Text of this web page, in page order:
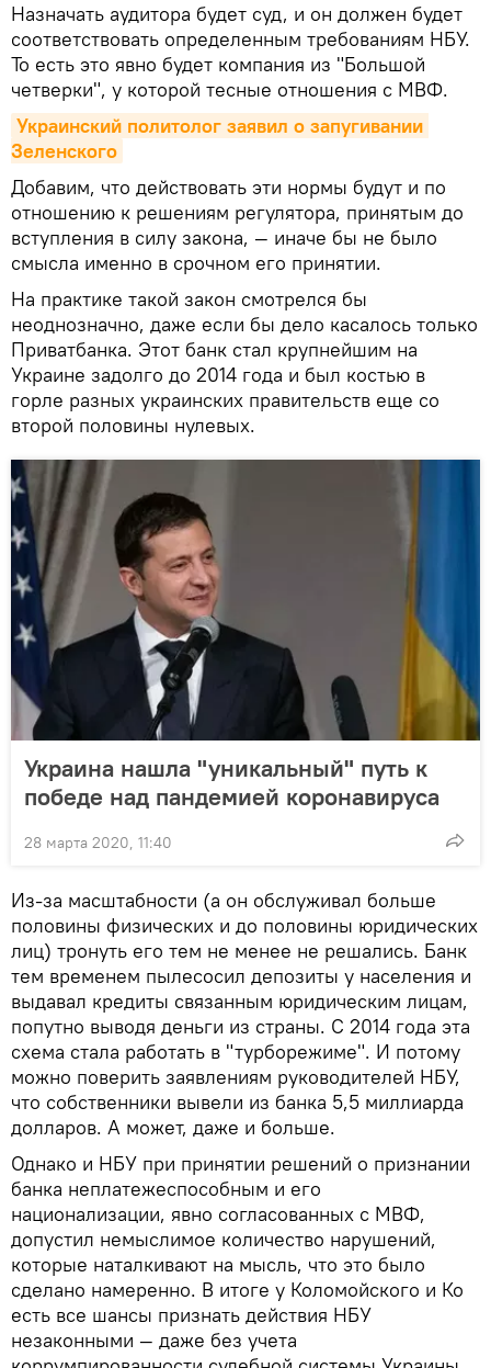
Назначать аудитора будет суд, и он должен будет
соответствовать определенным требованиям НБУ.
То есть это явно будет компания из "Большой
четверки", у которой тесные отношения с МВФ.
Украинский политолог заявил о запугивании
Зеленского
Добавим, что действовать эти нормы будут и по
отношению к решениям регулятора, принятым до
вступления в силу закона, — иначе бы не было
смысла именно в срочном его принятии.
На практике такой закон смотрелся бы
неоднозначно, даже если бы дело касалось только
Приватбанка. Этот банк стал крупнейшим на
Украине задолго до 2014 года и был костью в
горле разных украинских правительств еще со
второй половины нулевых.
Украина нашла "уникальный" путь к
победе над пандемией коронавируса
28 марта 2020, 11:40
Из-за масштабности (а он обслуживал больше
половины физических и до половины юридических
лиц) тронуть его тем не менее не решались. Банк
тем временем пылесосил депозиты у населения и
выдавал кредиты связанным юридическим лицам,
попутно выводя деньги из страны. С 2014 года эта
схема стала работать в "турборежиме". И потому
можно поверить заявлениям руководителей НБУ,
что собственники вывели из банка 5,5 миллиарда
долларов. А может, даже и больше.
Однако и НБУ при принятии решений о признании
банка неплатежеспособным и его
национализации, явно согласованных с МВФ,
допустил немыслимое количество нарушений,
которые наталкивают на мысль, что это было
сделано намеренно. В итоге у Коломойского и Ко
есть все шансы признать действия НБУ
незаконными — даже без учета